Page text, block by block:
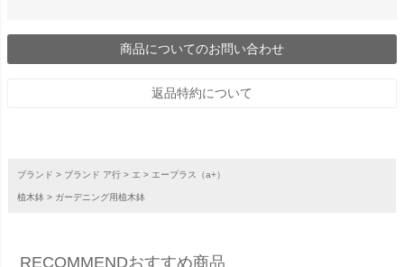
商品についてのお問い合わせ
返品特約について
ブランド ブランド ア行 エ エープラス（a+）
植木鉢 ガーデニング用植木鉢
RECOMMENDおすすめ商品